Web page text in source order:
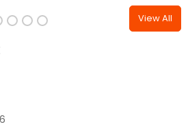
View All